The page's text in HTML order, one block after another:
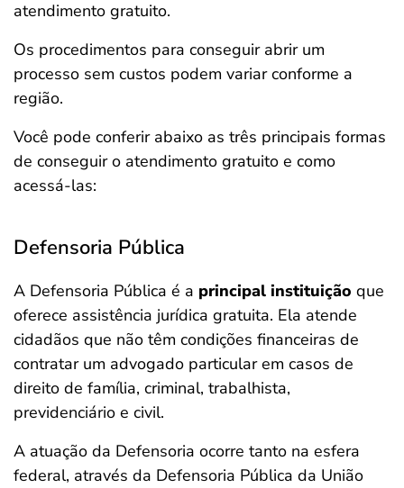
atendimento gratuito.
Os procedimentos para conseguir abrir um
processo sem custos podem variar conforme a
região.
Você pode conferir abaixo as três principais formas
de conseguir o atendimento gratuito e como
acessá-las:
Defensoria Pública
A Defensoria Pública é a principal instituição que
oferece assistência jurídica gratuita. Ela atende
cidadãos que não têm condições financeiras de
contratar um advogado particular em casos de
direito de família, criminal, trabalhista,
previdenciário e civil.
A atuação da Defensoria ocorre tanto na esfera
federal, através da Defensoria Pública da União